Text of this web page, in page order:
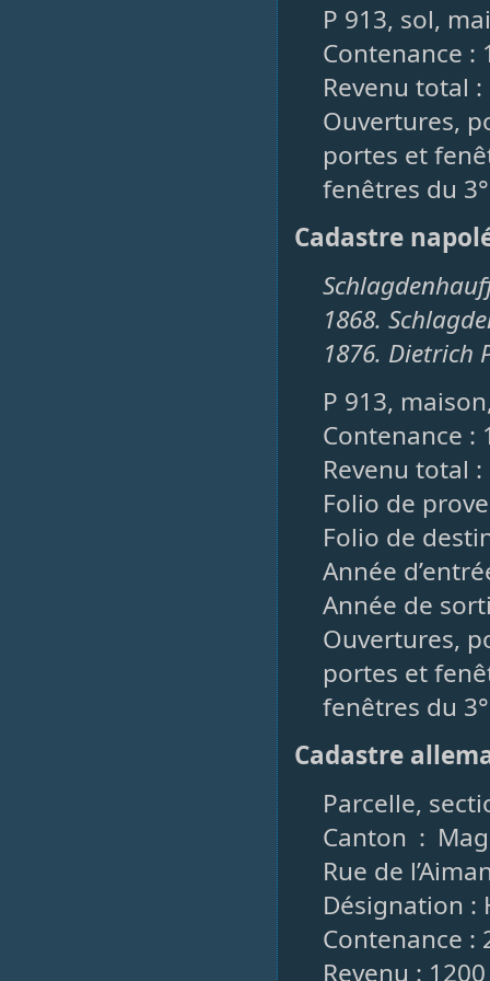
P 913, sol,
Contenance :
Revenu total
Ouvertures,
portes et
fenêtres du
Cadastre
1868.
1876. Dietrich
P 913,
Contenance :
Revenu total
Folio de
Folio de
Année
Année de
Ouvertures,
portes et
fenêtres du
Cadastre
Parcelle,
Canton :
Rue de
Désignation :
Contenance :
Revenu :